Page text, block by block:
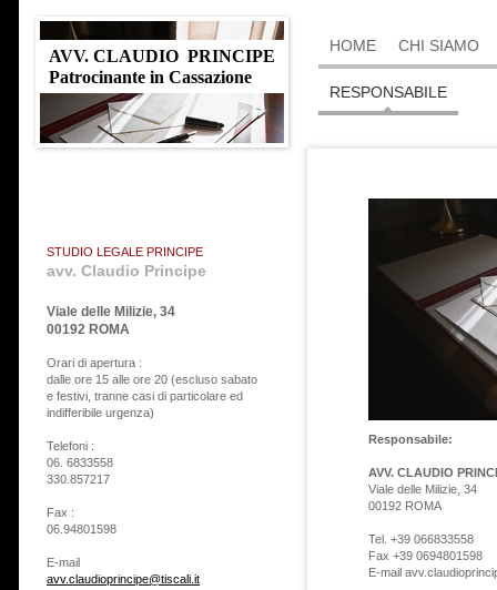
AVV. CLAUDIO PRINCIPE
Patrocinante in Cassazione
STUDIO LEGALE PRINCIPE
avv. Claudio Principe
Viale delle Milizie, 34
00192 ROMA
Orari di apertura :
dalle ore 15 alle ore 20 (escluso sabato
e festivi, tranne casi di particolare ed
indifferibile urgenza)
Telefoni :
06. 6833558
330.857217
Fax :
06.94801598
E-mail
avv.claudioprincipe@tiscali.it
HOME CHI SIAMO
RESPONSABILE
Responsabile:
AVV. CLAUDIO
Viale delle Milizie, 34
00192 ROMA
Tel. +39 066833558
Fax +39 0694801598
E-mail